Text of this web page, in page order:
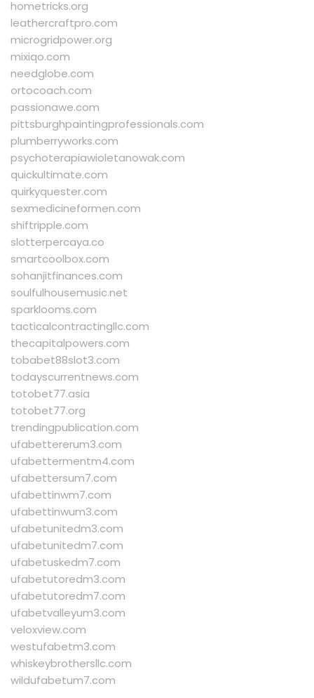
hometricks.org
leathercraftpro.com
microgridpower.org
mixiqo.com
needglobe.com
ortocoach.com
passionawe.com
pittsburghpaintingprofessionals.com
plumberryworks.com
psychoterapiawioletanowak.com
quickultimate.com
quirkyquester.com
sexmedicineformen.com
shiftripple.com
slotterpercaya.co
smartcoolbox.com
sohanjitfinances.com
soulfulhousemusic.net
sparklooms.com
tacticalcontractingllc.com
thecapitalpowers.com
tobabet88slot3.com
todayscurrentnews.com
totobet77.asia
totobet77.org
trendingpublication.com
ufabettererum3.com
ufabettermentm4.com
ufabettersum7.com
ufabettinwm7.com
ufabettinwum3.com
ufabetunitedm3.com
ufabetunitedm7.com
ufabetuskedm7.com
ufabetutoredm3.com
ufabetutoredm7.com
ufabetvalleyum3.com
veloxview.com
westufabetm3.com
whiskeybrothersllc.com
wildufabetum7.com